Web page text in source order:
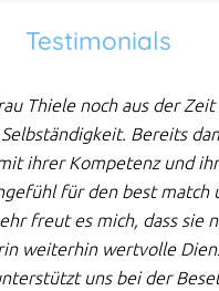
Testimonials
Thiele noch aus der
Bereits
ihrer Kompetenz und
für den best match
freut es mich, dass sie
weiterhin wertvolle
uns bei der